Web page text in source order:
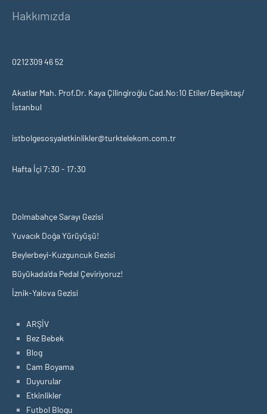
Hakkımızda
0212309 46 52
Akatlar Mah. Prof.Dr. Kaya Çilingiroğlu Cad.No:10 Etiler/Beşiktaş/
İstanbul
istbolgesosyaletkinlikler@turktelekom.com.tr
Hafta İçi 7:30 - 17:30
Dolmabahçe Sarayı Gezisi
Yuvacık Doğa Yürüyüşü!
Beylerbeyi-Kuzguncuk Gezisi
Büyükada’da Pedal Çeviriyoruz!
İznik-Yalova Gezisi
ARŞİV
Bez Bebek
Blog
Cam Boyama
Duyurular
Etkinlikler
Futbol Blogu